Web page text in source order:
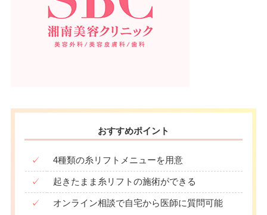
おすすめポイント
✓ 4種類の糸リフトメニューを用意
✓ 起きたまま糸リフトの施術ができる
✓ オンライン相談で自宅から医師に質問可能